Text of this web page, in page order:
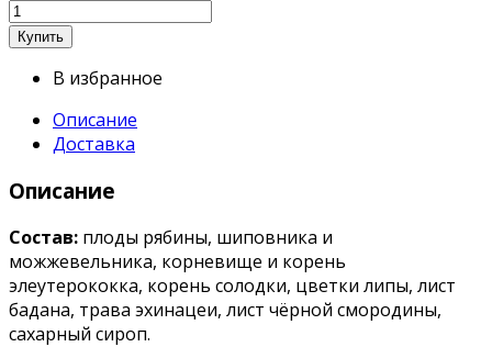
В избранное
Описание
Доставка
Описание
Состав: плоды рябины, шиповника и
можжевельника, корневище и корень
элеутерококка, корень солодки, цветки липы, лист
бадана, трава эхинацеи, лист чёрной смородины,
сахарный сироп.